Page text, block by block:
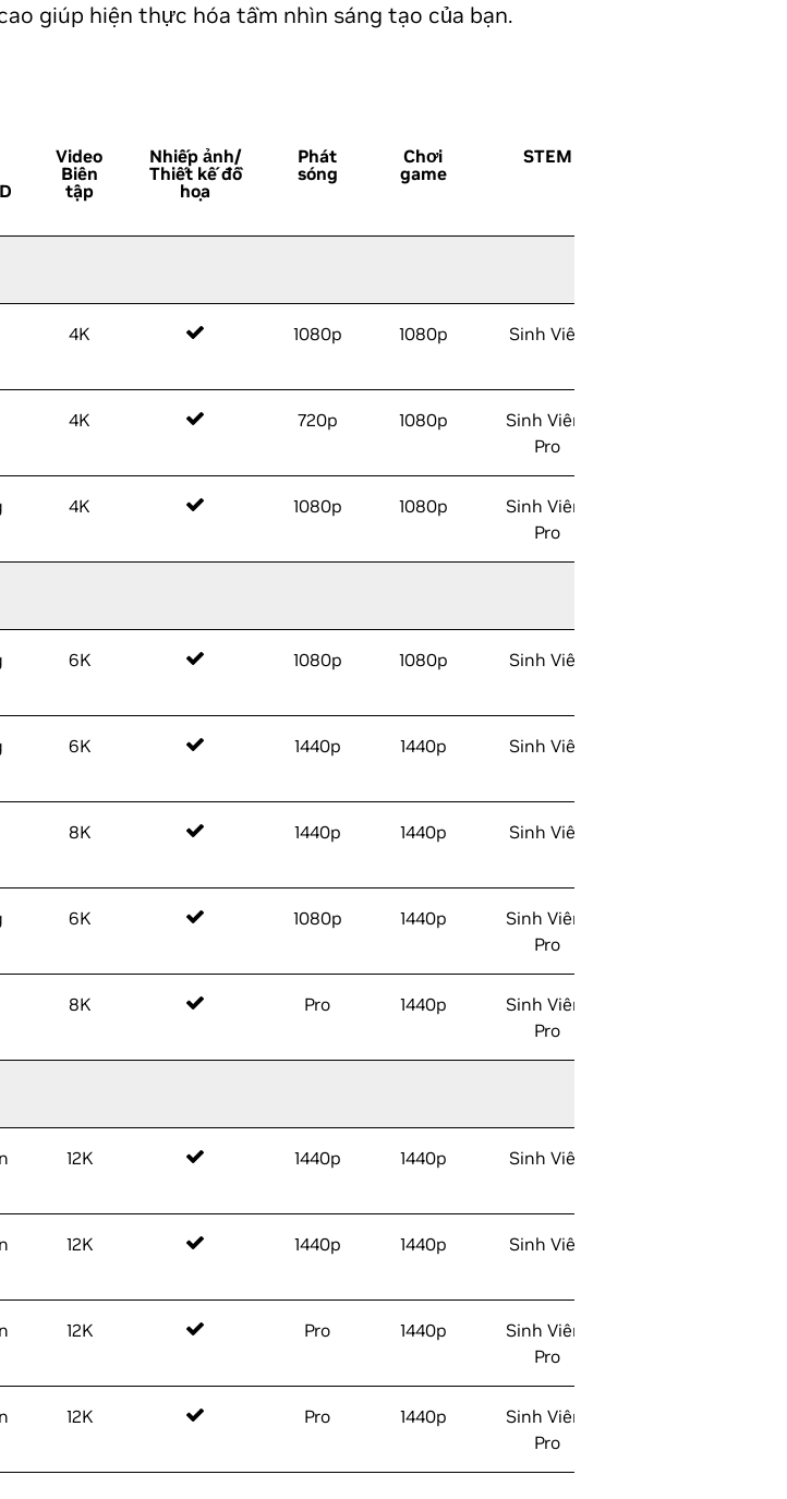
giúp hiện thực hóa tầm nhìn sáng tạo của bạn.
Video
Biên
tập
Nhiếp ảnh/
Thiết kế đồ
họa
Phát
sóng
Chơi
game
STEM
4K 1080p 1080p Sinh Viên
4K 720p 1080p
Sinh Viên/
Pro
4K 1080p 1080p
Sinh Viên/
Pro
6K 1080p 1080p Sinh Viên
6K 1440p 1440p Sinh Viên
8K 1440p 1440p Sinh Viên
6K 1080p 1440p
Sinh Viên/
Pro
8K Pro 1440p
Sinh Viên/
Pro
12K 1440p 1440p Sinh Viên
12K 1440p 1440p Sinh Viên
12K Pro 1440p
Sinh Viên/
Pro
12K Pro 1440p
Sinh Viên/
Pro